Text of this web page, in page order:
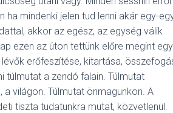
ha mindenki jelen tud lenni akár egy-
akkor az egész, az egység válik
ezen az úton tettünk előre megint egy
erőfeszítése, kitartása,
túlmutat a zendó falain. Túlmutat
a világon. Túlmutat önmagunkon. A
tiszta tudatunkra mutat, közvetlenül.